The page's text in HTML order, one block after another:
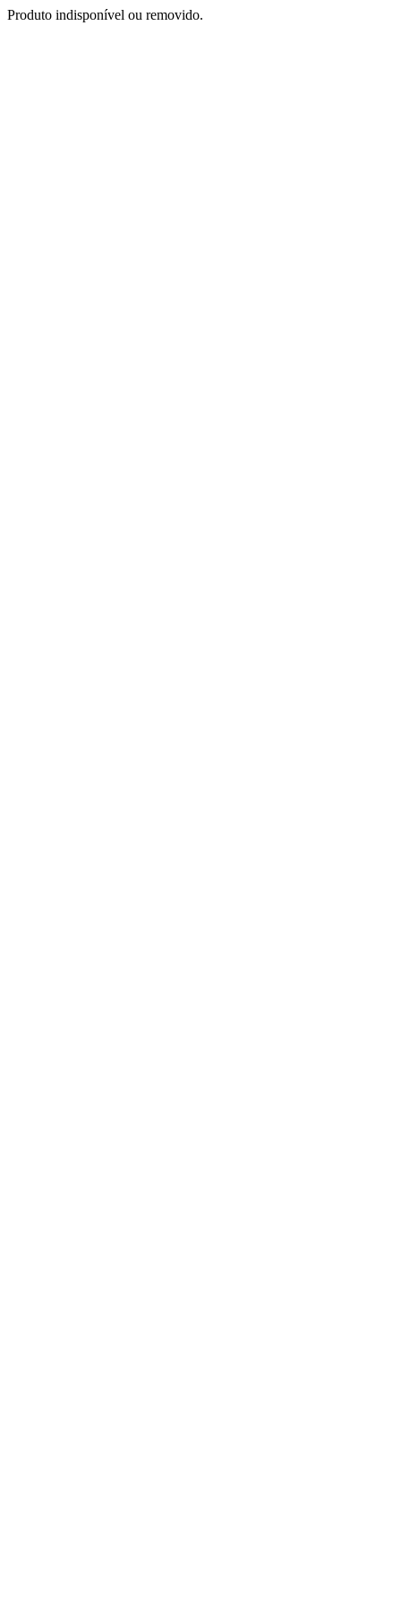
Produto indisponível ou removido.